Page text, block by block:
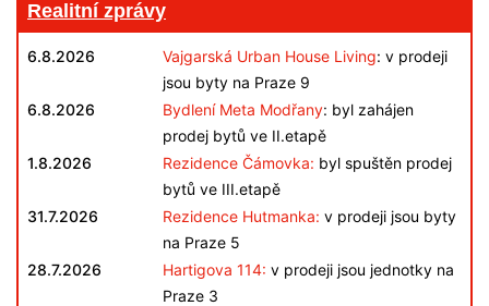
Realitní zprávy
6.8.2026 Vajgarská Urban House Living: v prodeji
jsou byty na Praze 9
6.8.2026
Bydlení Meta Modřany: byl zahájen
prodej bytů ve II.etapě
1.8.2026
Rezidence Čámovka: byl spuštěn prodej
bytů ve III.etapě
31.7.2026
Rezidence Hutmanka: v prodeji jsou byty
na Praze 5
28.7.2026
Hartigova 114: v prodeji jsou jednotky na
Praze 3